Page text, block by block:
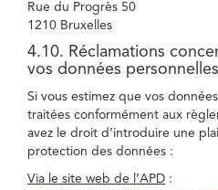
Rue du Progrès 50
1210 Bruxelles
4.10. Réclamations
vos données personnelles
Si vous estimez que vos
traitées conformément aux
avez le droit d’introduire une
protection des données :
Via le site web de l’APD :